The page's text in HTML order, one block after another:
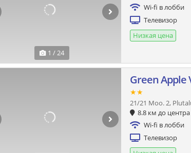
1 / 24
Wi-fi в лобби
Телевизор
Низкая цена
Green Apple
★★
21/21 Moo. 2,
8.8 км до центра
Wi-fi в лобби
Телевизор